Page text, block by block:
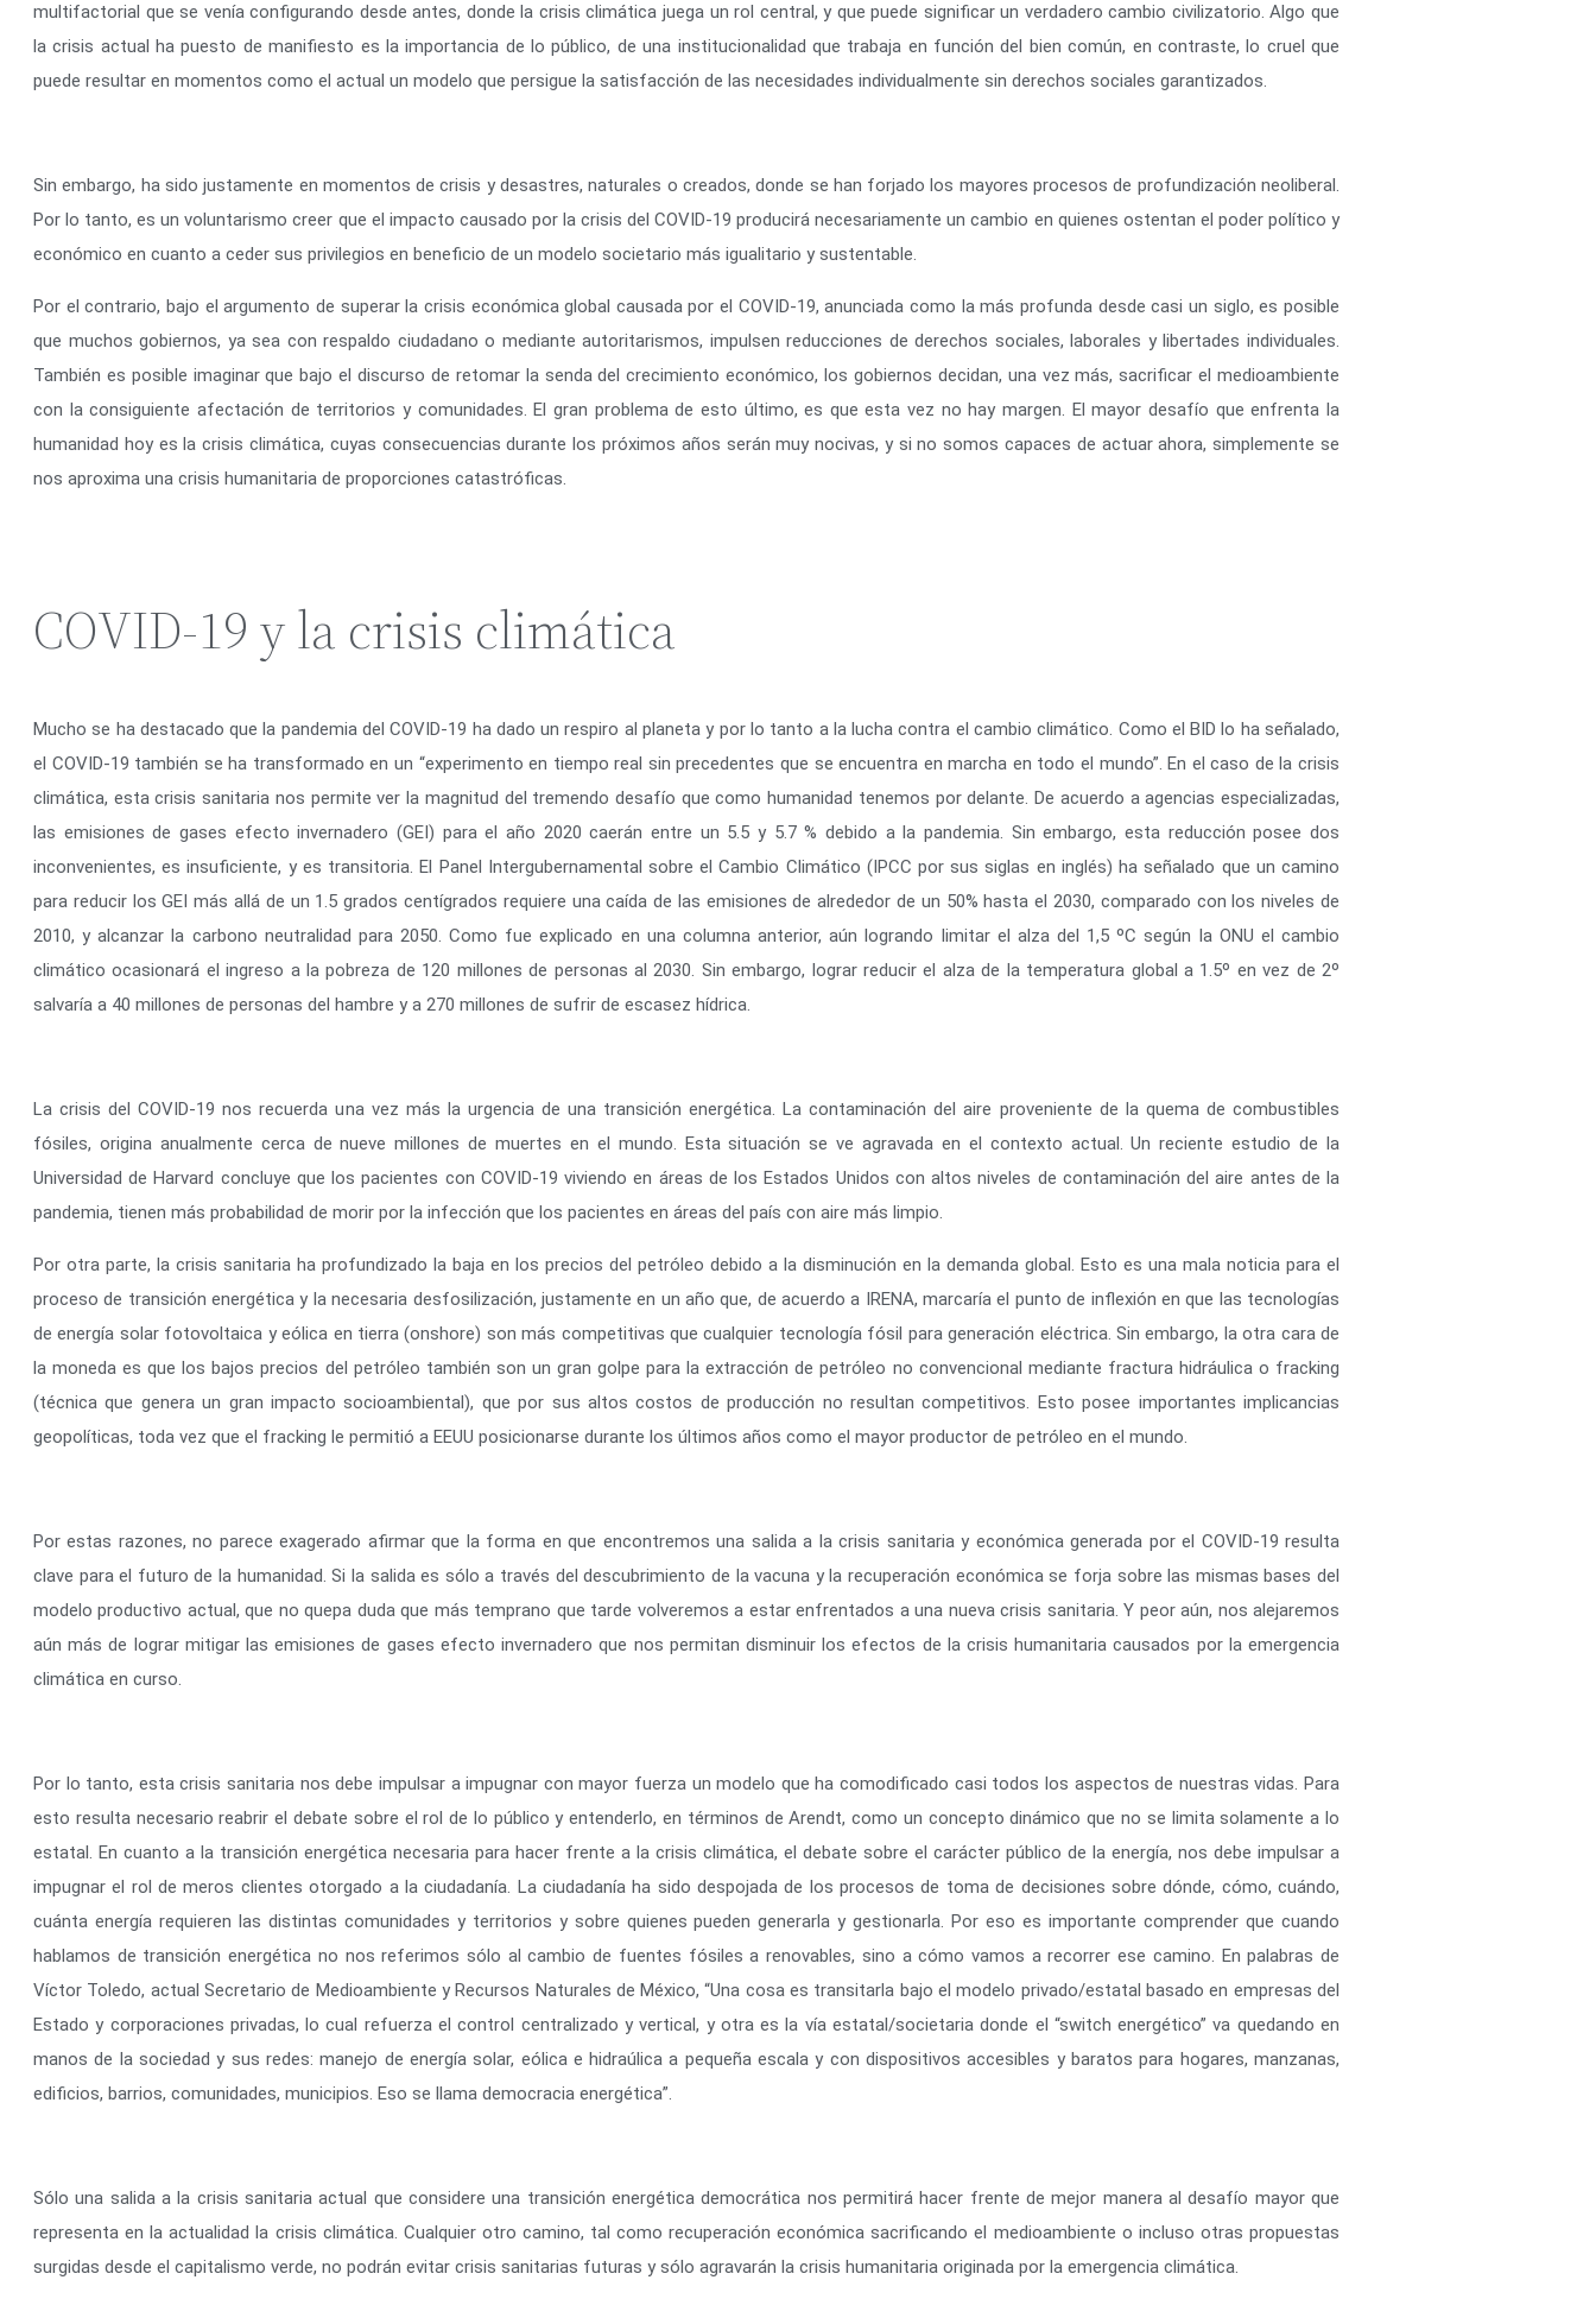
multifactorial que se venía configurando desde antes, donde la crisis climática juega un rol central, y que puede significar un verdadero cambio civilizatorio. Algo que
la crisis actual ha puesto de manifiesto es la importancia de lo público, de una institucionalidad que trabaja en función del bien común, en contraste, lo cruel que
puede resultar en momentos como el actual un modelo que persigue la satisfacción de las necesidades individualmente sin derechos sociales garantizados.
Sin embargo, ha sido justamente en momentos de crisis y desastres, naturales o creados, donde se han forjado los mayores procesos de profundización neoliberal.
Por lo tanto, es un voluntarismo creer que el impacto causado por la crisis del COVID-19 producirá necesariamente un cambio en quienes ostentan el poder político y
económico en cuanto a ceder sus privilegios en beneficio de un modelo societario más igualitario y sustentable.
Por el contrario, bajo el argumento de superar la crisis económica global causada por el COVID-19, anunciada como la más profunda desde casi un siglo, es posible
que muchos gobiernos, ya sea con respaldo ciudadano o mediante autoritarismos, impulsen reducciones de derechos sociales, laborales y libertades individuales.
También es posible imaginar que bajo el discurso de retomar la senda del crecimiento económico, los gobiernos decidan, una vez más, sacrificar el medioambiente
con la consiguiente afectación de territorios y comunidades. El gran problema de esto último, es que esta vez no hay margen. El mayor desafío que enfrenta la
humanidad hoy es la crisis climática, cuyas consecuencias durante los próximos años serán muy nocivas, y si no somos capaces de actuar ahora, simplemente se
nos aproxima una crisis humanitaria de proporciones catastróficas.
COVID-19 y la crisis climática
Mucho se ha destacado que la pandemia del COVID-19 ha dado un respiro al planeta y por lo tanto a la lucha contra el cambio climático. Como el BID lo ha señalado,
el COVID-19 también se ha transformado en un “experimento en tiempo real sin precedentes que se encuentra en marcha en todo el mundo”. En el caso de la crisis
climática, esta crisis sanitaria nos permite ver la magnitud del tremendo desafío que como humanidad tenemos por delante. De acuerdo a agencias especializadas,
las emisiones de gases efecto invernadero (GEI) para el año 2020 caerán entre un 5.5 y 5.7 % debido a la pandemia. Sin embargo, esta reducción posee dos
inconvenientes, es insuficiente, y es transitoria. El Panel Intergubernamental sobre el Cambio Climático (IPCC por sus siglas en inglés) ha señalado que un camino
para reducir los GEI más allá de un 1.5 grados centígrados requiere una caída de las emisiones de alrededor de un 50% hasta el 2030, comparado con los niveles de
2010, y alcanzar la carbono neutralidad para 2050. Como fue explicado en una columna anterior, aún logrando limitar el alza del 1,5 ºC según la ONU el cambio
climático ocasionará el ingreso a la pobreza de 120 millones de personas al 2030. Sin embargo, lograr reducir el alza de la temperatura global a 1.5º en vez de 2º
salvaría a 40 millones de personas del hambre y a 270 millones de sufrir de escasez hídrica.
La crisis del COVID-19 nos recuerda una vez más la urgencia de una transición energética. La contaminación del aire proveniente de la quema de combustibles
fósiles, origina anualmente cerca de nueve millones de muertes en el mundo. Esta situación se ve agravada en el contexto actual. Un reciente estudio de la
Universidad de Harvard concluye que los pacientes con COVID-19 viviendo en áreas de los Estados Unidos con altos niveles de contaminación del aire antes de la
pandemia, tienen más probabilidad de morir por la infección que los pacientes en áreas del país con aire más limpio.
Por otra parte, la crisis sanitaria ha profundizado la baja en los precios del petróleo debido a la disminución en la demanda global. Esto es una mala noticia para el
proceso de transición energética y la necesaria desfosilización, justamente en un año que, de acuerdo a IRENA, marcaría el punto de inflexión en que las tecnologías
de energía solar fotovoltaica y eólica en tierra (onshore) son más competitivas que cualquier tecnología fósil para generación eléctrica. Sin embargo, la otra cara de
la moneda es que los bajos precios del petróleo también son un gran golpe para la extracción de petróleo no convencional mediante fractura hidráulica o fracking
(técnica que genera un gran impacto socioambiental), que por sus altos costos de producción no resultan competitivos. Esto posee importantes implicancias
geopolíticas, toda vez que el fracking le permitió a EEUU posicionarse durante los últimos años como el mayor productor de petróleo en el mundo.
Por estas razones, no parece exagerado afirmar que la forma en que encontremos una salida a la crisis sanitaria y económica generada por el COVID-19 resulta
clave para el futuro de la humanidad. Si la salida es sólo a través del descubrimiento de la vacuna y la recuperación económica se forja sobre las mismas bases del
modelo productivo actual, que no quepa duda que más temprano que tarde volveremos a estar enfrentados a una nueva crisis sanitaria. Y peor aún, nos alejaremos
aún más de lograr mitigar las emisiones de gases efecto invernadero que nos permitan disminuir los efectos de la crisis humanitaria causados por la emergencia
climática en curso.
Por lo tanto, esta crisis sanitaria nos debe impulsar a impugnar con mayor fuerza un modelo que ha comodificado casi todos los aspectos de nuestras vidas. Para
esto resulta necesario reabrir el debate sobre el rol de lo público y entenderlo, en términos de Arendt, como un concepto dinámico que no se limita solamente a lo
estatal. En cuanto a la transición energética necesaria para hacer frente a la crisis climática, el debate sobre el carácter público de la energía, nos debe impulsar a
impugnar el rol de meros clientes otorgado a la ciudadanía. La ciudadanía ha sido despojada de los procesos de toma de decisiones sobre dónde, cómo, cuándo,
cuánta energía requieren las distintas comunidades y territorios y sobre quienes pueden generarla y gestionarla. Por eso es importante comprender que cuando
hablamos de transición energética no nos referimos sólo al cambio de fuentes fósiles a renovables, sino a cómo vamos a recorrer ese camino. En palabras de
Víctor Toledo, actual Secretario de Medioambiente y Recursos Naturales de México, “Una cosa es transitarla bajo el modelo privado/estatal basado en empresas del
Estado y corporaciones privadas, lo cual refuerza el control centralizado y vertical, y otra es la vía estatal/societaria donde el “switch energético” va quedando en
manos de la sociedad y sus redes: manejo de energía so­lar, eólica e hidraúlica a pequeña escala y con dispositivos accesibles y baratos para hogares, manzanas,
edificios, barrios, comunidades, municipios. Eso se llama democracia energética”.
Sólo una salida a la crisis sanitaria actual que considere una transición energética democrática nos permitirá hacer frente de mejor manera al desafío mayor que
representa en la actualidad la crisis climática. Cualquier otro camino, tal como recuperación económica sacrificando el medioambiente o incluso otras propuestas
surgidas desde el capitalismo verde, no podrán evitar crisis sanitarias futuras y sólo agravarán la crisis humanitaria originada por la emergencia climática.